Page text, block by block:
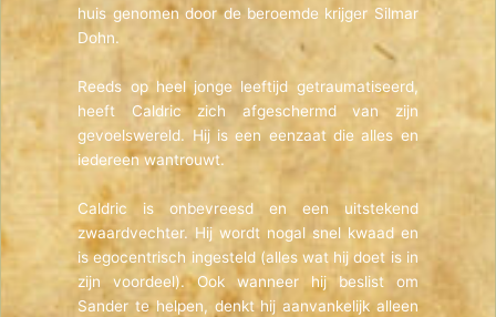
huis genomen door de beroemde krijger Silmar
Dohn.
Reeds op heel jonge leeftijd getraumatiseerd,
heeft Caldric zich afgeschermd van zijn
gevoelswereld. Hij is een eenzaat die alles en
iedereen wantrouwt.
Caldric is onbevreesd en een uitstekend
zwaardvechter. Hij wordt nogal snel kwaad en
is egocentrisch ingesteld (alles wat hij doet is in
zijn voordeel). Ook wanneer hij beslist om
Sander te helpen, denkt hij aanvankelijk alleen